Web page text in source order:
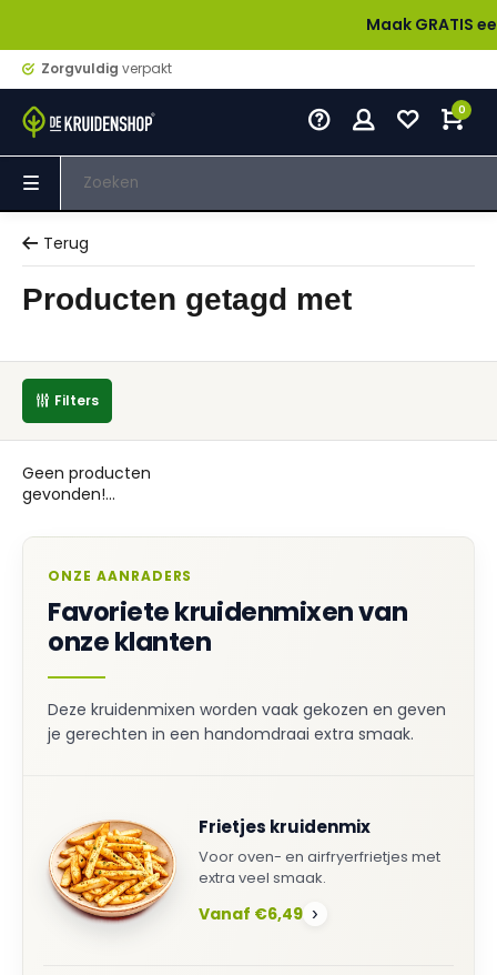
Maak GRATIS
Zorgvuldig verpakt
0
Terug
Producten getagd met
Filters
Geen producten
gevonden!...
ONZE AANRADERS
Favoriete kruidenmixen van
onze klanten
Deze kruidenmixen worden vaak gekozen en geven
je gerechten in een handomdraai extra smaak.
Frietjes kruidenmix
Voor oven- en airfryerfrietjes met
extra veel smaak.
Vanaf €6,49 ›